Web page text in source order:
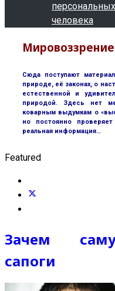
человека
Мировоззрение
Сюда поступают
природе, её законах, о
естественной и
природой. Здесь нет
коварным выдумкам о
но постоянно
реальная информация…
Featured
Зачем
сапоги